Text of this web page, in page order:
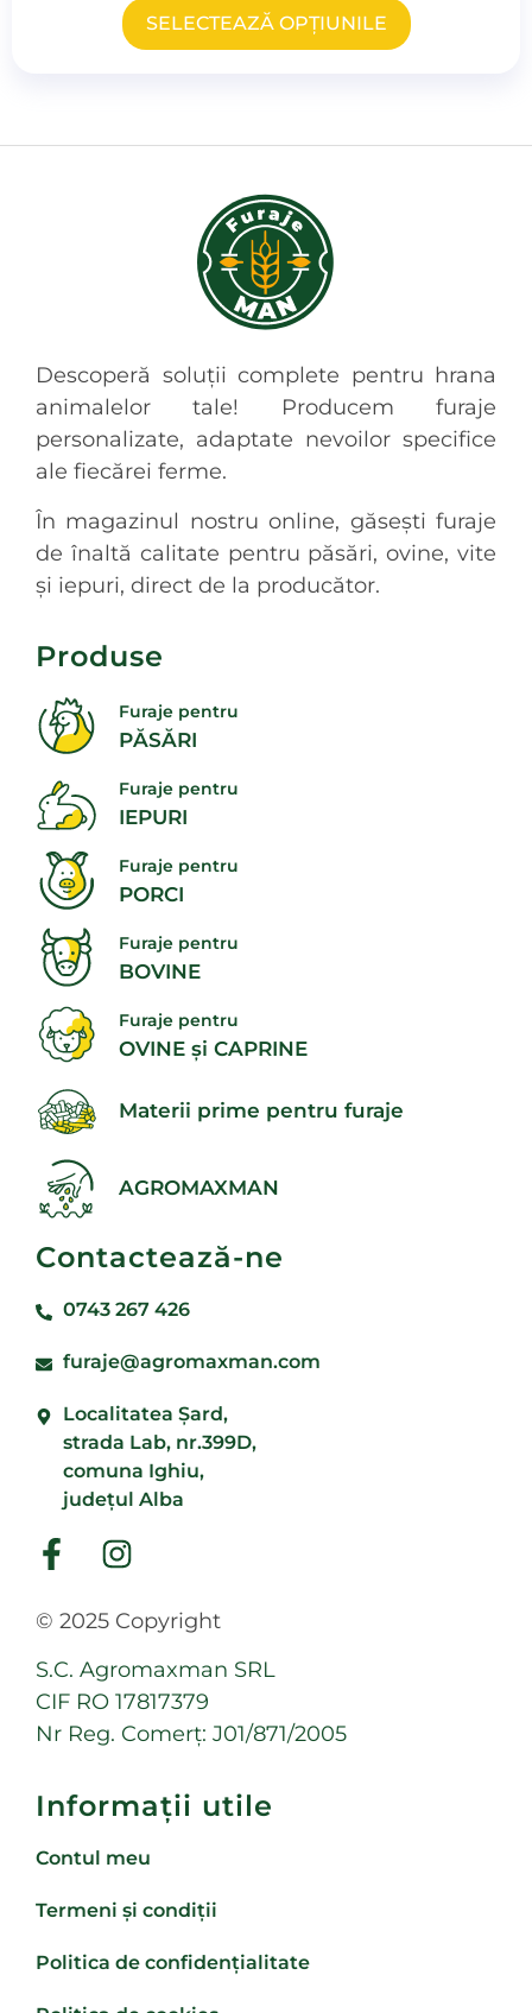
SELECTEAZĂ OPȚIUNILE
Descoperă soluții complete pentru hrana
animalelor tale! Producem furaje
personalizate, adaptate nevoilor specifice
ale fiecărei ferme.
În magazinul nostru online, găsești furaje
de înaltă calitate pentru păsări, ovine, vite
și iepuri, direct de la producător.
Produse
Furaje pentru
PĂSĂRI
Furaje pentru
IEPURI
Furaje pentru
PORCI
Furaje pentru
BOVINE
Furaje pentru
OVINE și CAPRINE
Materii prime pentru furaje
AGROMAXMAN
Contactează-ne
0743 267 426
furaje@agromaxman.com
Localitatea Şard,
strada Lab, nr.399D,
comuna Ighiu,
județul Alba
© 2025 Copyright
S.C. Agromaxman SRL
CIF RO 17817379
Nr Reg. Comerț: J01/871/2005
Informații utile
Contul meu
Termeni și condiții
Politica de confidențialitate